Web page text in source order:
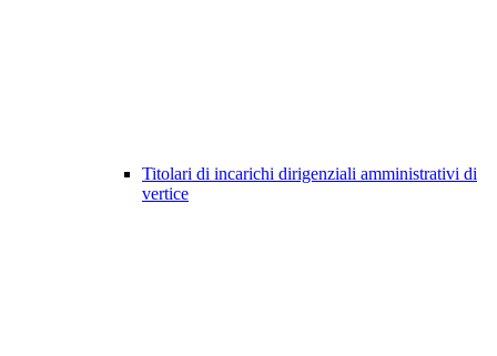
Titolari di incarichi dirigenziali amministrativi di
vertice